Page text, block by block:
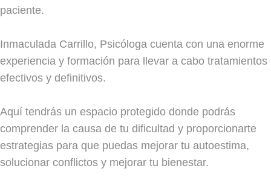
paciente.
Inmaculada Carrillo, Psicóloga cuenta con una enorme
experiencia y formación para llevar a cabo tratamientos
efectivos y definitivos.
Aquí tendrás un espacio protegido donde podrás
comprender la causa de tu dificultad y proporcionarte
estrategias para que puedas mejorar tu autoestima,
solucionar conflictos y mejorar tu bienestar.